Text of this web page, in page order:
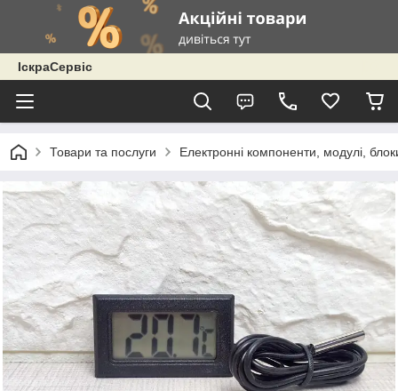
ІскраСервіс
Товари та послуги Електронні компоненти, модулі,